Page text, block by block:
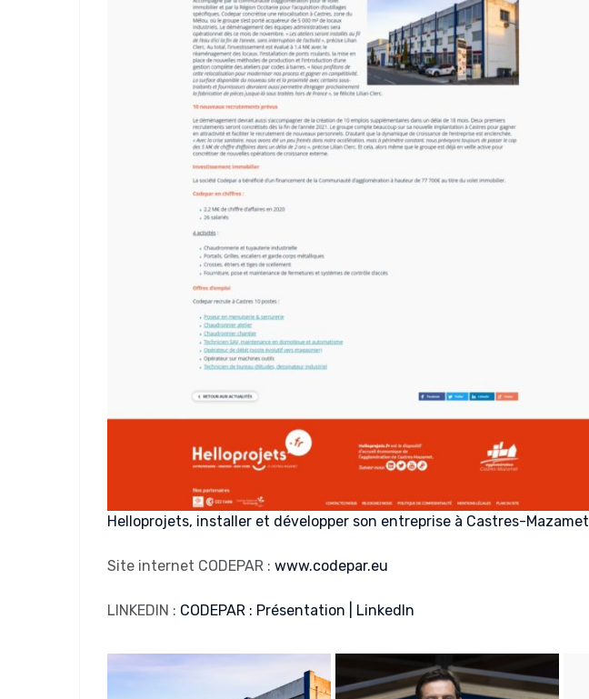
Helloprojets, installer et développer son entreprise à Castres-Mazamet
Site internet CODEPAR : www.codepar.eu
LINKEDIN : CODEPAR : Présentation | LinkedIn